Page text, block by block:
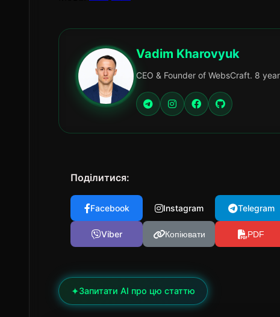
Vadim Kharovyuk
CEO & Founder of WebsCraft. 8
Поділитися:
Facebook Instagram Telegram
Viber Копіювати PDF
✦Запитати AI про цю статтю